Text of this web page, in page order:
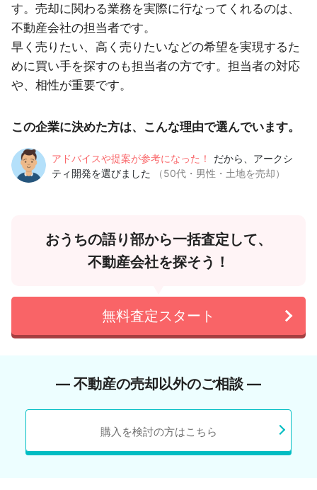
す。売却に関わる業務を実際に行なってくれるのは、
不動産会社の担当者です。
早く売りたい、高く売りたいなどの希望を実現するた
めに買い手を探すのも担当者の方です。担当者の対応
や、相性が重要です。
この企業に決めた方は、こんな理由で選んでいます。
アドバイスや提案が参考になった！
だから、アークシ
ティ開発を選びました
（50代・男性・土地を売却）
おうちの語り部から一括査定して、
不動産会社を探そう！
無料査定スタート
― 不動産の売却以外のご相談 ―
購入を検討の方はこちら